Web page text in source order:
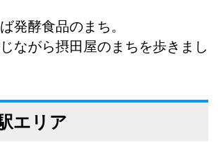
発酵食品のまち。
ながら摂田屋のまちを歩きまし
エリア